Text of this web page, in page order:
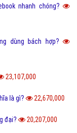
nhanh chóng?
dùng bách hợp?
23,107,000
là gì? 22,670,000
đại? 20,207,000